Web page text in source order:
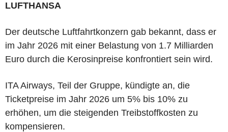
LUFTHANSA
Der deutsche Luftfahrtkonzern gab bekannt, dass er
im Jahr 2026 mit einer Belastung von 1.7 Milliarden
Euro durch die Kerosinpreise konfrontiert sein wird.
ITA Airways, Teil der Gruppe, kündigte an, die
Ticketpreise im Jahr 2026 um 5% bis 10% zu
erhöhen, um die steigenden Treibstoffkosten zu
kompensieren.